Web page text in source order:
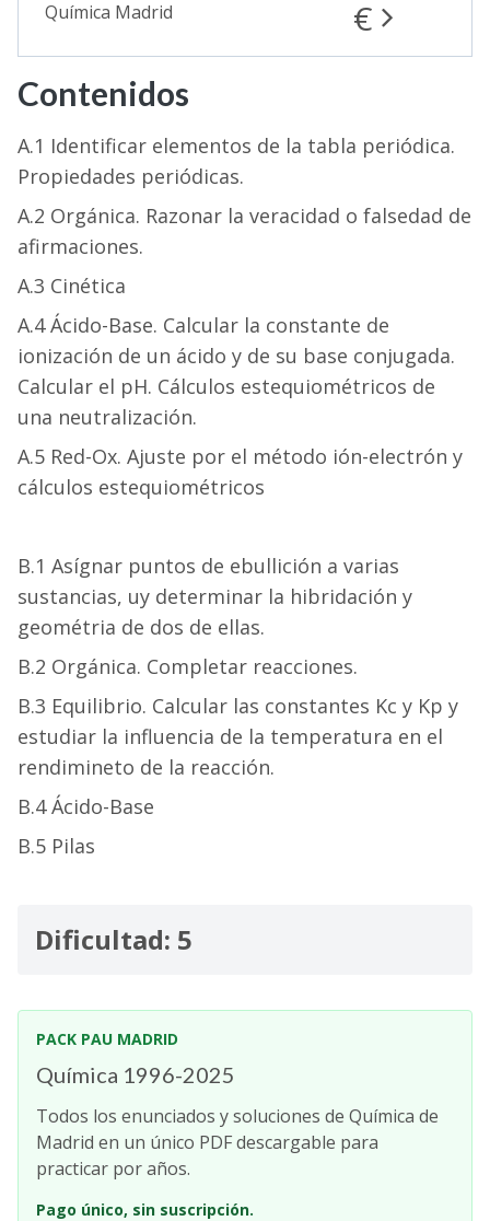
Química Madrid
€
Contenidos
A.1 Identificar elementos de la tabla periódica.
Propiedades periódicas.
A.2 Orgánica. Razonar la veracidad o falsedad de
afirmaciones.
A.3 Cinética
A.4 Ácido-Base. Calcular la constante de
ionización de un ácido y de su base conjugada.
Calcular el pH. Cálculos estequiométricos de
una neutralización.
A.5 Red-Ox. Ajuste por el método ión-electrón y
cálculos estequiométricos
B.1 Asígnar puntos de ebullición a varias
sustancias, uy determinar la hibridación y
geométria de dos de ellas.
B.2 Orgánica. Completar reacciones.
B.3 Equilibrio. Calcular las constantes Kc y Kp y
estudiar la influencia de la temperatura en el
rendimineto de la reacción.
B.4 Ácido-Base
B.5 Pilas
Dificultad: 5
PACK PAU MADRID
Química 1996-2025
Todos los enunciados y soluciones de Química de
Madrid en un único PDF descargable para
practicar por años.
Pago único, sin suscripción.